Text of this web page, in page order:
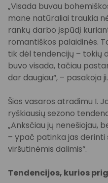
„Visada buvau
mane natūraliai traukia
rankų darbo įspūdį
romantiškos palaidinės.
tik dėl tendencijų – tokių
buvo visada, tačiau
dar daugiau“, – pasakoja ji.
Šios vasaros atradimu I.
ryškiausių sezono
„Anksčiau jų nenešiojau,
– ypač patinka jas
viršutinėmis dalimis“.
Tendencijos, kurios